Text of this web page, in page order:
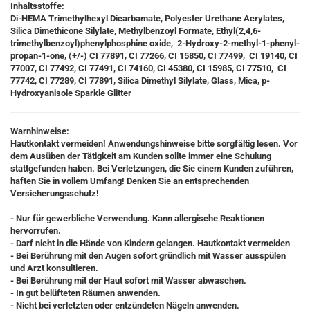
Inhaltsstoffe:
Di-HEMA Trimethylhexyl Dicarbamate, Polyester Urethane Acrylates,
Silica Dimethicone Silylate, Methylbenzoyl Formate, Ethyl(2,4,6-
trimethylbenzoyl)phenylphosphine oxide, 2-Hydroxy-2-methyl-1-phenyl-
propan-1-one, (+/-) CI 77891, CI 77266, CI 15850, CI 77499, CI 19140, CI
77007, CI 77492, CI 77491, CI 74160, CI 45380, CI 15985, CI 77510, CI
77742, CI 77289, CI 77891, Silica Dimethyl Silylate, Glass, Mica, p-
Hydroxyanisole Sparkle Glitter
Warnhinweise:
Hautkontakt vermeiden! Anwendungshinweise bitte sorgfältig lesen. Vor
dem Ausüben der Tätigkeit am Kunden sollte immer eine Schulung
stattgefunden haben. Bei Verletzungen, die Sie einem Kunden zuführen,
haften Sie in vollem Umfang! Denken Sie an entsprechenden
Versicherungsschutz!
- Nur für gewerbliche Verwendung. Kann allergische Reaktionen
hervorrufen.
- Darf nicht in die Hände von Kindern gelangen. Hautkontakt vermeiden
- Bei Berührung mit den Augen sofort gründlich mit Wasser ausspülen
und Arzt konsultieren.
- Bei Berührung mit der Haut sofort mit Wasser abwaschen.
- In gut belüfteten Räumen anwenden.
- Nicht bei verletzten oder entzündeten Nägeln anwenden.